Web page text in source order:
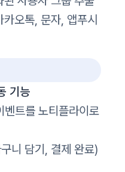
오톡, 문자, 앱푸시
기능
트를 노티플라이로
니 담기, 결제 완료)